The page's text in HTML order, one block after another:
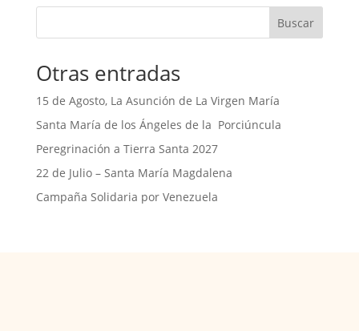
Buscar
Otras entradas
15 de Agosto, La Asunción de La Virgen María
Santa María de los Ángeles de la Porciúncula
Peregrinación a Tierra Santa 2027
22 de Julio – Santa María Magdalena
Campaña Solidaria por Venezuela